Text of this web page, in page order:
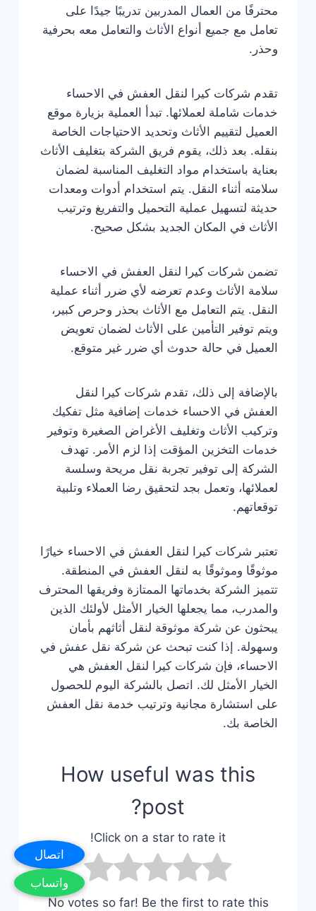
محترفًا من العمال المدربين تدريبًا جيدًا على
تعامل مع جميع أنواع الأثاث والتعامل معه بحرفية
وحذر.
تقدم شركات كيرا لنقل العفش في الاحساء
خدمات شاملة لعملائها. تبدأ العملية بزيارة موقع
العميل لتقييم الأثاث وتحديد الاحتياجات الخاصة
بنقله. بعد ذلك، يقوم فريق الشركة بتغليف الأثاث
بعناية باستخدام مواد التغليف المناسبة لضمان
سلامته أثناء النقل. يتم استخدام أدوات ومعدات
حديثة لتسهيل عملية التحميل والتفريغ وترتيب
الأثاث في المكان الجديد بشكل صحيح.
تضمن شركات كيرا لنقل العفش في الاحساء
سلامة الأثاث وعدم تعرضه لأي ضرر أثناء عملية
النقل. يتم التعامل مع الأثاث بحذر وحرص كبير،
ويتم توفير التأمين على الأثاث لضمان تعويض
العميل في حالة حدوث أي ضرر غير متوقع.
بالإضافة إلى ذلك، تقدم شركات كيرا لنقل
العفش في الاحساء خدمات إضافية مثل تفكيك
وتركيب الأثاث وتغليف الأغراض الصغيرة وتوفير
خدمات التخزين المؤقت إذا لزم الأمر. تهدف
الشركة إلى توفير تجربة نقل مريحة وسلسة
لعملائها، وتعمل بجد لتحقيق رضا العملاء وتلبية
توقعاتهم.
تعتبر شركات كيرا لنقل العفش في الاحساء خيارًا
موثوقًا وموثوقًا به لنقل العفش في المنطقة.
تتميز الشركة بخدماتها الممتازة وفريقها المحترف
والمدرب، مما يجعلها الخيار الأمثل لأولئك الذين
يبحثون عن شركة موثوقة لنقل أثاثهم بأمان
وسهولة. إذا كنت تبحث عن شركة نقل عفش في
الاحساء، فإن شركات كيرا لنقل العفش هي
الخيار الأمثل لك. اتصل بالشركة اليوم للحصول
على استشارة مجانية وترتيب خدمة نقل العفش
الخاصة بك.
How useful was this
post?
Click on a star to rate it!
No votes so far! Be the first to rate this
اتصال
واتساب